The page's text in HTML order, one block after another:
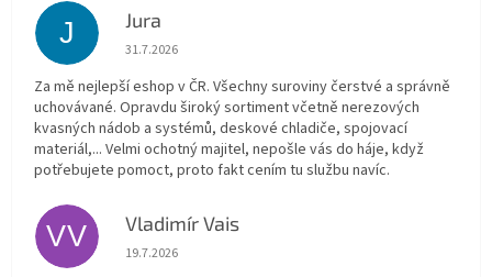
J Jura
Hodnocení obchodu je 5 z 5 hvězdiček.
31.7.2026
Za mě nejlepší eshop v ČR. Všechny suroviny čerstvé a správně
uchovávané. Opravdu široký sortiment včetně nerezových
kvasných nádob a systémů, deskové chladiče, spojovací
materiál,... Velmi ochotný majitel, nepošle vás do háje, když
potřebujete pomoct, proto fakt cením tu službu navíc.
VV Vladimír Vais
Hodnocení obchodu je 5 z 5 hvězdiček.
19.7.2026